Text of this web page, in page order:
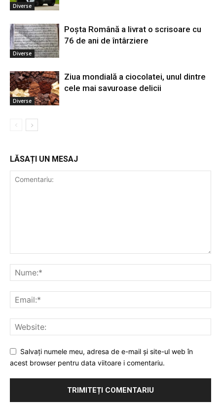
Diverse
Diverse
Poșta Română a livrat o scrisoare cu
76 de ani de întârziere
Diverse
Ziua mondială a ciocolatei, unul dintre
cele mai savuroase delicii
LĂSAȚI UN MESAJ
Salvați numele meu, adresa de e-mail și site-ul web în
acest browser pentru data viitoare i comentariu.